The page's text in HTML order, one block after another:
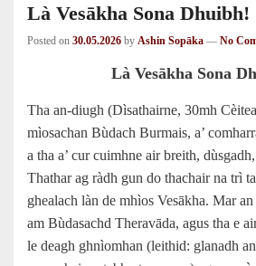
Là Vesākha Sona Dhuibh!
Posted on 30.05.2026 by Ashin Sopāka — No
Là Vesākha Sona
Tha an-diugh (Dìsathairne, 30mh
mìosachan Bùdach Burmais, a’
a tha a’ cur cuimhne air breith,
Thathar ag ràdh gun do thachair na trì
ghealach làn de mhìos Vesākha. Mar
am Bùdasachd Theravāda, agus tha e
le deagh ghnìomhan (leithid: glanadh